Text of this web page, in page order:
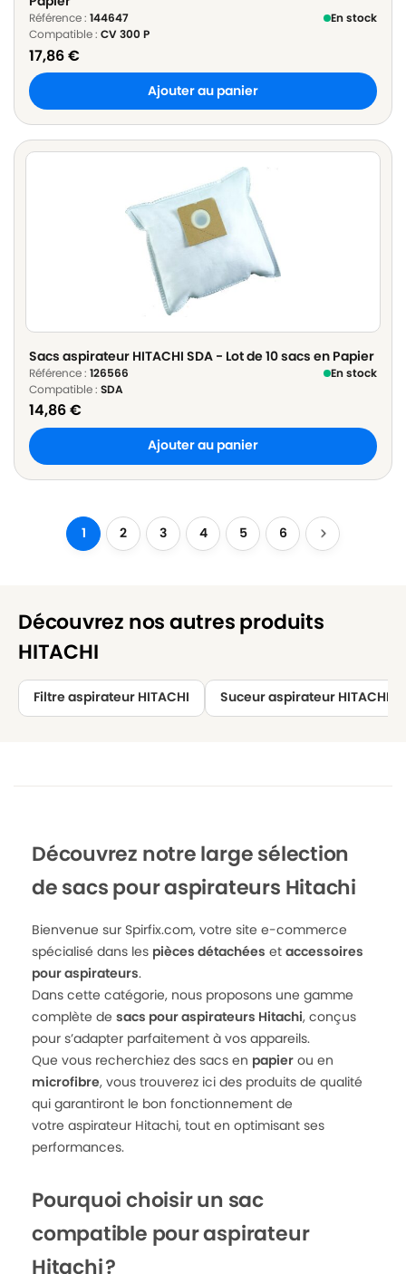
Référence : 144647
En stock
Compatible : CV 300 P
17,86€
Ajouter au panier
Sacs aspirateur HITACHI SDA - Lot de 10 sacs en Papier
Référence : 126566
En stock
Compatible : SDA
14,86€
Ajouter au panier
1 2 3 4 5 6
Découvrez nos autres produits
HITACHI
Filtre aspirateur HITACHI Suceur aspirateur HITACHI
Découvrez notre large sélection
de sacs pour aspirateurs Hitachi
Bienvenue sur Spirfix.com, votre site e-commerce
spécialisé dans les pièces détachées et accessoires
pour aspirateurs.
Dans cette catégorie, nous proposons une gamme
complète de sacs pour aspirateurs Hitachi, conçus
pour s’adapter parfaitement à vos appareils.
Que vous recherchiez des sacs en papier ou en
microfibre, vous trouverez ici des produits de qualité
qui garantiront le bon fonctionnement de
votre aspirateur Hitachi, tout en optimisant ses
performances.
Pourquoi choisir un sac
compatible pour aspirateur
Hitachi ?